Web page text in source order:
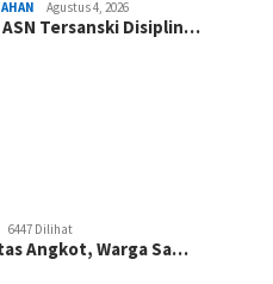
Agustus 4, 2026
Tersanski Disiplin…
6447 Dilihat
Angkot, Warga Sa…